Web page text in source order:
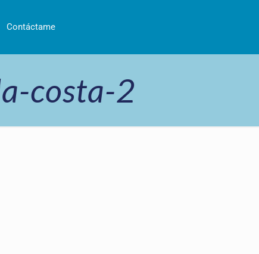
Contáctame
costa-2